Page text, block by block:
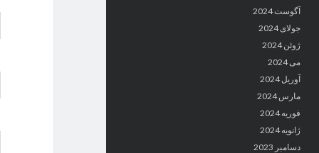
آگوست 2024
جولای 2024
ژوئن 2024
می 2024
آوریل 2024
مارس 2024
فوریه 2024
ژانویه 2024
دسامبر 2023